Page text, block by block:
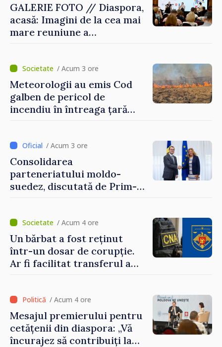
GALERIE FOTO // Diaspora,
acasă: Imagini de la cea mai
mare reuniune a
/ Acum 3 ore
Meteorologii au emis Cod
galben de pericol de
incendiu în întreaga țară
/ Acum 3 ore
Consolidarea
parteneriatului moldo-
suedez, discutată de Prim-
Petra Lärke/ Acum 4 ore
Un bărbat a fost reținut
într-un dosar de corupție.
Ar fi facilitat transferul a
/ Acum 4 ore
Mesajul premierului pentru
cetățenii din diaspora: „Vă
încurajez să contribuiți la